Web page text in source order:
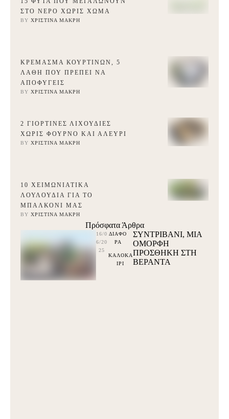
ΣΤΟ ΝΕΡΌ ΧΩΡΊΣ ΧΏΜΑ
BY ΧΡΙΣΤΊΝΑ ΜΑΚΡΉ
ΚΡΈΜΑΣΜΑ ΚΟΥΡΤΙΝΏΝ, 5
ΛΆΘΗ ΠΟΥ ΠΡΈΠΕΙ ΝΑ
ΑΠΟΦΎΓΕΙΣ
BY ΧΡΙΣΤΊΝΑ ΜΑΚΡΉ
2 ΓΙΟΡΤΙΝΈΣ ΛΙΧΟΥΔΙΈΣ
ΧΩΡΊΣ ΦΟΎΡΝΟ ΚΑΙ ΑΛΕΎΡΙ
BY ΧΡΙΣΤΊΝΑ ΜΑΚΡΉ
10 ΧΕΙΜΩΝΙΆΤΙΚΑ
ΛΟΥΛΟΎΔΙΑ ΓΙΑ ΤΟ
ΜΠΑΛΚΌΝΙ ΜΑΣ
BY ΧΡΙΣΤΊΝΑ ΜΑΚΡΉ
Πρόσφατα Άρθρα
16/0
6/20
25
ΔΙΑΦΟ
ΡΑ
ΚΑΛΟΚΑ
ΙΡΙ
ΣΥΝΤΡΙΒΑΝΙ, ΜΙΑ
ΟΜΟΡΦΗ
ΠΡΟΣΘΗΚΗ ΣΤΗ
ΒΕΡΑΝΤΑ